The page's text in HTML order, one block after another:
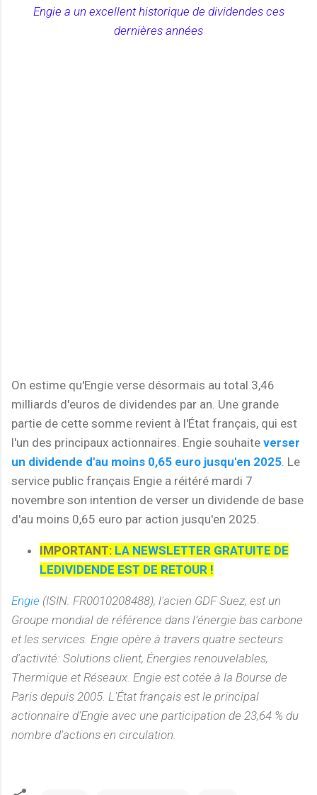
Engie a un excellent historique de dividendes ces
dernières années
On estime qu'Engie verse désormais au total 3,46
milliards d'euros de dividendes par an. Une grande
partie de cette somme revient à l'État français, qui est
l'un des principaux actionnaires. Engie souhaite verser
un dividende d'au moins 0,65 euro jusqu'en 2025 . Le
service public français Engie a réitéré mardi 7
novembre son intention de verser un dividende de base
d'au moins 0,65 euro par action jusqu'en 2025.
IMPORTANT: LA NEWSLETTER GRATUITE DE
LEDIVIDENDE EST DE RETOUR !
Engie (ISIN: FR0010208488), l'acien GDF Suez, est un
Groupe mondial de référence dans l’énergie bas carbone
et les services. Engie opère à travers quatre secteurs
d'activité: Solutions client, Énergies renouvelables,
Thermique et Réseaux. Engie est cotée à la Bourse de
Paris depuis 2005. L'État français est le principal
actionnaire d'Engie avec une participation de 23,64 % du
nombre d'actions en circulation.